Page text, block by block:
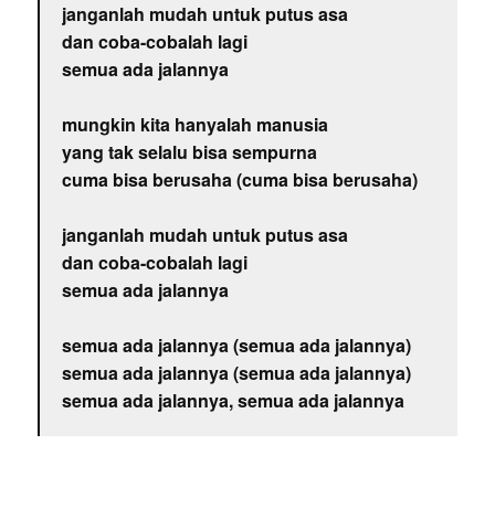
janganlah mudah untuk putus asa
dan coba-cobalah lagi
semua ada jalannya
mungkin kita hanyalah manusia
yang tak selalu bisa sempurna
cuma bisa berusaha (cuma bisa berusaha)
janganlah mudah untuk putus asa
dan coba-cobalah lagi
semua ada jalannya
semua ada jalannya (semua ada jalannya)
semua ada jalannya (semua ada jalannya)
semua ada jalannya, semua ada jalannya